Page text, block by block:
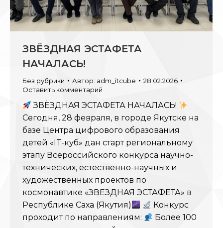
ЗВЁЗДНАЯ ЭСТАФЕТА
НАЧАЛАСЬ!
Без рубрики Автор: adm_itcube
28.02.2026
Оставить комментарий
ЗВЁЗДНАЯ ЭСТАФЕТА НАЧАЛАСЬ!
Сегодня, 28 февраля, в городе Якутске на
базе Центра цифрового образования
детей «IT-куб» дан старт региональному
этапу Всероссийского конкурса научно-
технических, естественно-научных и
художественных проектов по
космонавтике «ЗВЕЗДНАЯ ЭСТАФЕТА» в
Республике Саха (Якутия)
Конкурс
проходит по направлениям:
Более 100